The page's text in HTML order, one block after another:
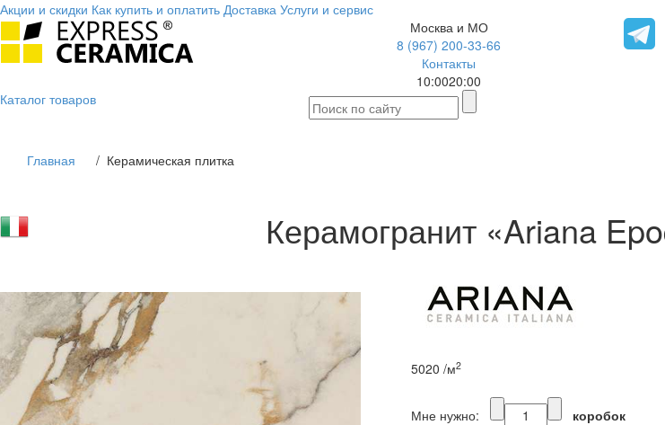
Акции и скидки Как купить и оплатить Доставка Услуги и сервис
Москва и МО
8 (967) 200-33-66
Контакты
10:0020:00
Каталог товаров
Главная
/ Керамическая плитка
Керамогранит «Ariana
5020 /м2
Мне нужно: коробок